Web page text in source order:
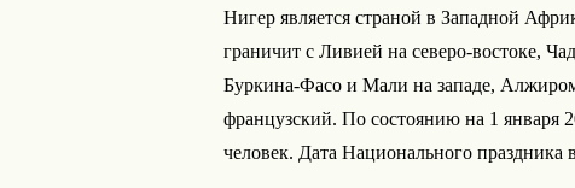
Нигер является страной в Западной
граничит с Ливией на северо-востоке,
Буркина-Фасо и Мали на западе,
французский. По состоянию на 1 января
человек. Дата Национального праздника